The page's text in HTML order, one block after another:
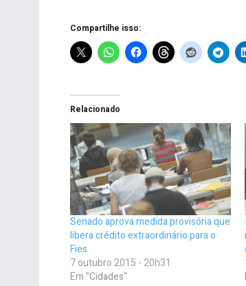
Compartilhe isso:
Relacionado
Senado aprova medida provisória que
libera crédito extraordinário para o
Fies
7 outubro 2015 - 20h31
Em "Cidades"